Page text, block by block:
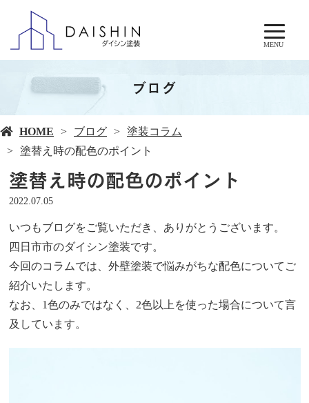
MENU
ブログ
HOME ブログ
塗装コラム
塗替え時の配色のポイント
塗替え時の配色のポイント
2022.07.05
いつもブログをご覧いただき、ありがとうございます。
四日市市のダイシン塗装です。
今回のコラムでは、外壁塗装で悩みがちな配色についてご
紹介いたします。
なお、1色のみではなく、2色以上を使った場合について言
及しています。